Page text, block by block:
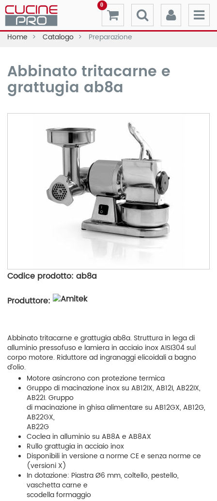
0
Home Catalogo Preparazione
Abbinato tritacarne e
grattugia ab8a
Codice prodotto: ab8a
Produttore:
Abbinato tritacarne e grattugia ab8a. Struttura in lega di
alluminio pressofuso e lamiera in acciaio inox AISI304 sul
corpo motore. Riduttore ad ingranaggi elicoidali a bagno
d’olio.
Motore asincrono con protezione termica
Gruppo di macinazione inox su AB12IX, AB12I, AB22IX,
AB22I. Gruppo
di macinazione in ghisa alimentare su AB12GX, AB12G,
AB22GX,
AB22G
Coclea in alluminio su AB8A e AB8AX
Rullo grattugia in acciaio inox
Disponibili in versione a norme CE e senza norme ce
(versioni X)
In dotazione: Piastra Ø6 mm, coltello, pestello,
vaschetta carne e
scodella formaggio